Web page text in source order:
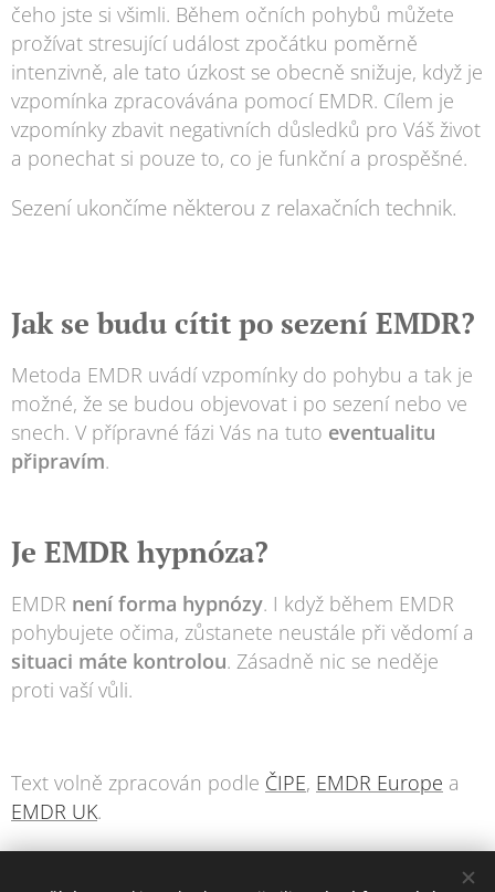
čeho jste si všimli. Během očních pohybů můžete
prožívat stresující událost zpočátku poměrně
intenzivně, ale tato úzkost se obecně snižuje, když je
vzpomínka zpracovávána pomocí EMDR. Cílem je
vzpomínky zbavit negativních důsledků pro Váš život
a ponechat si pouze to, co je funkční a prospěšné.
Sezení ukončíme některou z relaxačních technik.
Jak se budu cítit po sezení EMDR?
Metoda EMDR uvádí vzpomínky do pohybu a tak je
možné, že se budou objevovat i po sezení nebo ve
snech. V přípravné fázi Vás na tuto eventualitu
připravím.
Je EMDR hypnóza?
EMDR není forma hypnózy. I když během EMDR
pohybujete očima, zůstanete neustále při vědomí a
situaci máte kontrolou. Zásadně nic se neděje
proti vaší vůli.
Text volně zpracován podle ČIPE, EMDR Europe a
EMDR UK.